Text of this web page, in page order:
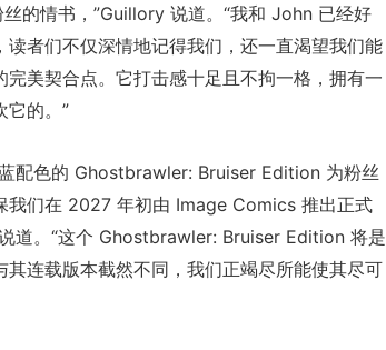
的情书，”Guillory 说道。“我和 John 已经好
者们不仅深情地记得我们，还一直渴望我们能
美契合点。它打击感十足且不拘一格，拥有一
它的。”
配色的 Ghostbrawler: Bruiser Edition 为粉丝
我们在 2027 年初由 Image Comics 推出正式
道。“这个 Ghostbrawler: Bruiser Edition 将是
连载版本截然不同，我们正竭尽所能使其尽可